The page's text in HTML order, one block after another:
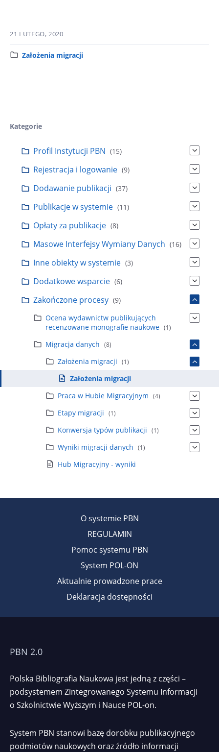
21 LUTEGO, 2020
K
:
Założenia migracji
Kategorie
Profil Instytucji PBN (15)
Rejestracja i logowanie (9)
Dodawanie publikacji (37)
Publikacje w systemie (11)
Opłaty za publikacje (8)
Masowe Interfejsy Wymiany Danych (16)
Inne obiekty w systemie (3)
Dodatkowe wsparcie (6)
Zakończone procesy (9)
Ocena wydawnictw publikujących
recenzowane monografie naukowe (1)
Migracja danych (8)
Założenia migracji (1)
Założenia migracji
Praca w Hubie Migracyjnym (4)
Etapy migracji (1)
Konwersja typów publikacji (1)
Wyniki migracji danych (1)
Hub Migracyjny - wyniki
O systemie PBN
REGULAMIN
Pomoc systemu PBN
System POL-ON
Aktualnie prowadzone prace
Deklaracja dostępności
PBN 2.0
Polska Bibliografia Naukowa jest jedną z części –
podsystemem Zintegrowanego Systemu Informacji
o Szkolnictwie Wyższym i Nauce POL-on.
System PBN stanowi bazę dorobku publikacyjnego
podmiotów naukowych oraz źródło informacji